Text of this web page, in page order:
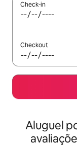
Check-in
Checkout
Aluguel